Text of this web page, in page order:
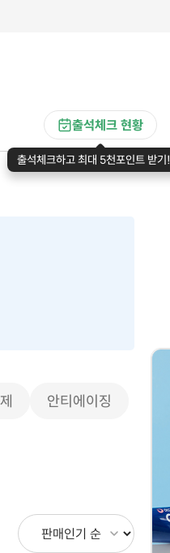
출석체크 현황
출석체크하고 최대 5천포인트 받기!
안티에이징